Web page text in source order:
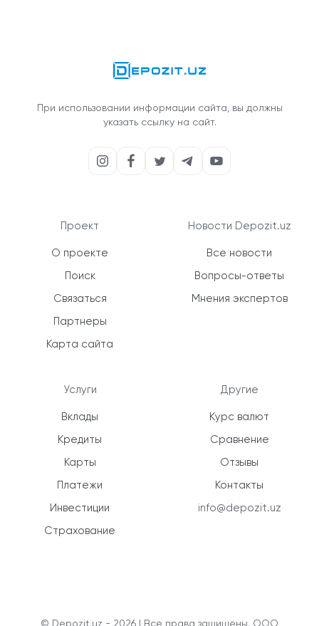
При использовании информации сайта, вы должны
указать ссылку на сайт.
Проект
О проекте
Поиск
Связаться
Партнеры
Карта сайта
Услуги
Вклады
Кредиты
Карты
Платежи
Инвестиции
Страхование
Новости Depozit.uz
Все новости
Вопросы-ответы
Мнения экспертов
Другие
Курс валют
Сравнение
Отзывы
Контакты
info@depozit.uz
© Depozit.uz - 2026 | Все права защищены. ООО